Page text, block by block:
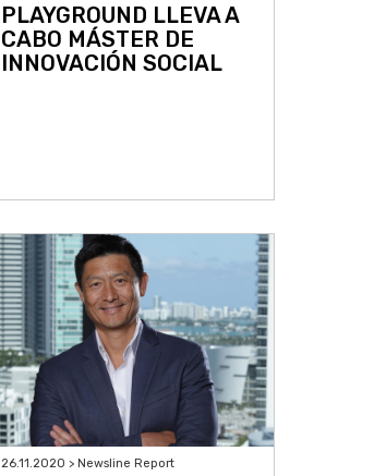
PLAYGROUND LLEVA A
CABO MÁSTER DE
INNOVACIÓN SOCIAL
26.11.2020 > Newsline Report